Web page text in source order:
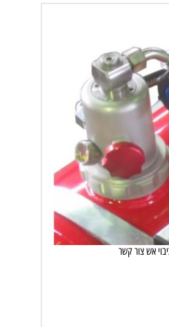
אש צור קשר